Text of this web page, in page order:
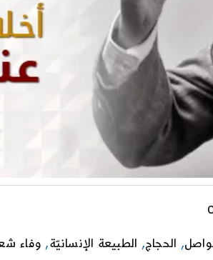
on
المناقشة
عند
, الحجاج, الطبيعة الإنسانيّة, وفاء